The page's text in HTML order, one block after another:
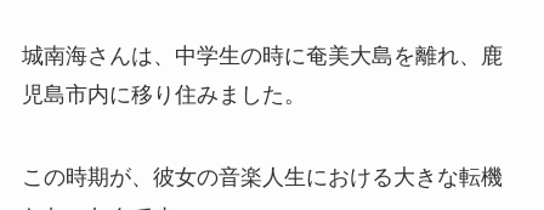
城南海さんは、中学生の時に奄美大島を離れ、鹿
児島市内に移り住みました。
この時期が、彼女の音楽人生における大きな転機